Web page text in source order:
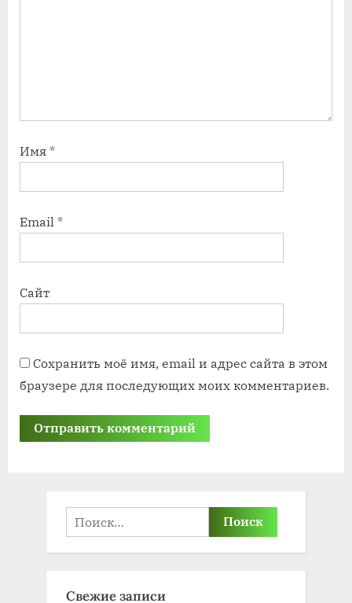
Имя *
Email *
Сайт
Сохранить моё имя, email и адрес сайта в этом
браузере для последующих моих комментариев.
Найти:
Свежие записи